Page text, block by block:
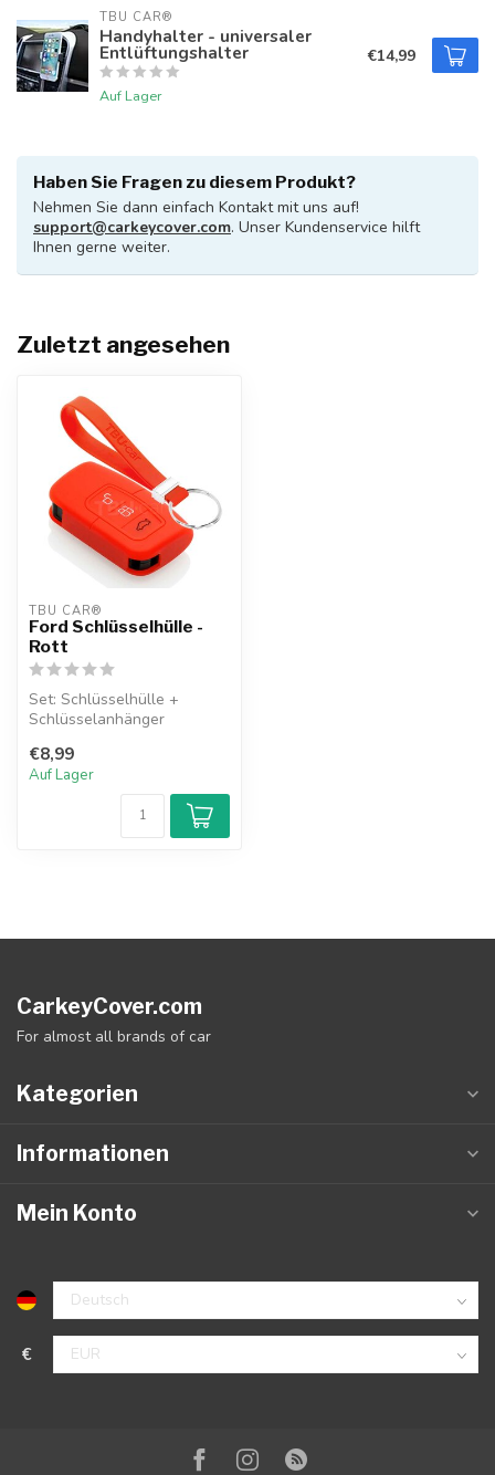
TBU CAR®
Handyhalter - universaler
Entlüftungshalter
Auf Lager
€14,99
Haben Sie Fragen zu diesem Produkt?
Nehmen Sie dann einfach Kontakt mit uns auf!
support@carkeycover.com. Unser Kundenservice hilft
Ihnen gerne weiter.
Zuletzt angesehen
TBU CAR®
Ford Schlüsselhülle -
Rott
Set: Schlüsselhülle +
Schlüsselanhänger
€8,99
Auf Lager
CarkeyCover.com
For almost all brands of car
Kategorien
Informationen
Mein Konto
€